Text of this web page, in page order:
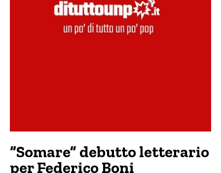
“Somare” debutto letterario
per Federico Boni